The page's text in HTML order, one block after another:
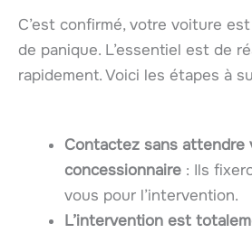
C’est confirmé, votre voiture
de panique. L’essentiel est de
rapidement. Voici les étapes à
Contactez sans attendre
concessionnaire : Ils
vous pour l’intervention.
L’intervention est